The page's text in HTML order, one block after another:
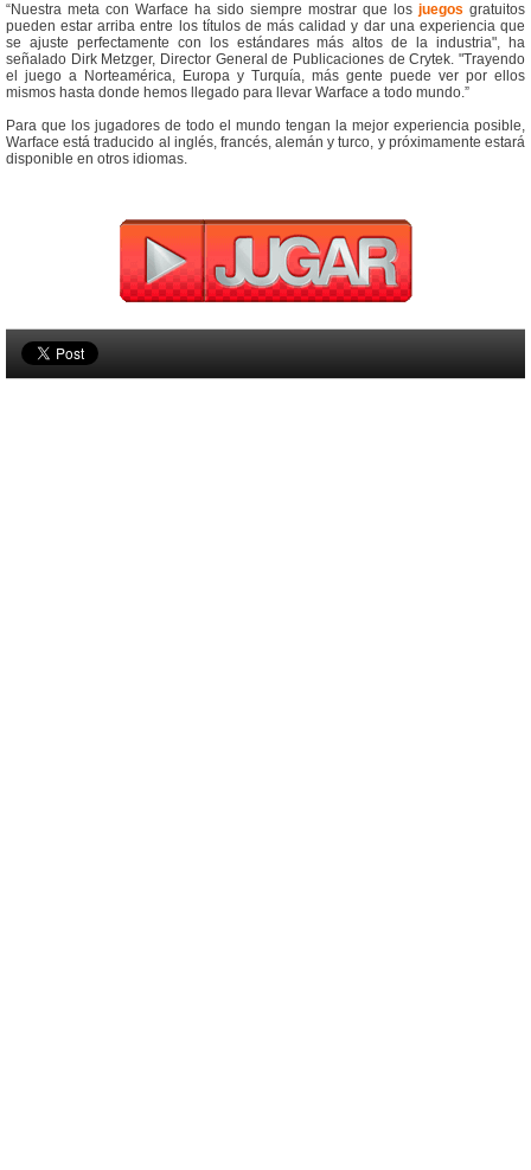
“Nuestra meta con Warface ha sido siempre mostrar que los juegos gratuitos
pueden estar arriba entre los títulos de más calidad y dar una experiencia que
se ajuste perfectamente con los estándares más altos de la industria", ha
señalado Dirk Metzger, Director General de Publicaciones de Crytek. "Trayendo
el juego a Norteamérica, Europa y Turquía, más gente puede ver por ellos
mismos hasta donde hemos llegado para llevar Warface a todo mundo.”
Para que los jugadores de todo el mundo tengan la mejor experiencia posible,
Warface está traducido al inglés, francés, alemán y turco, y próximamente estará
disponible en otros idiomas.